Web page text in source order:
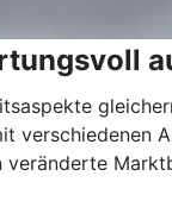
verschiedenen